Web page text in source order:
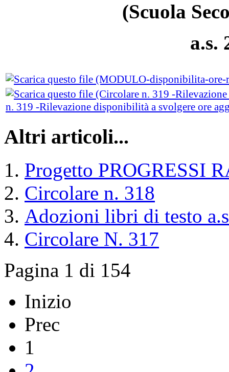
(Scuola
a.s.
n. 319 -Rilevazione disponibilità a svolgere ore
Altri articoli...
Progetto PROGRESSI
Circolare n. 318
Adozioni libri di testo
Circolare N. 317
Pagina 1 di 154
Inizio
Prec
1